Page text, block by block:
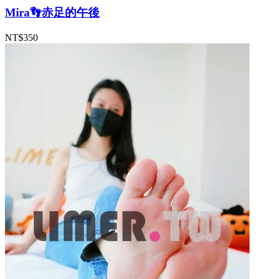
Mira👣赤足的午後
NT$350